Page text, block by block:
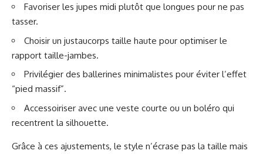
Favoriser les jupes midi plutôt que longues pour ne pas
tasser.
Choisir un justaucorps taille haute pour optimiser le
rapport taille-jambes.
Privilégier des ballerines minimalistes pour éviter l’effet
“pied massif”.
Accessoiriser avec une veste courte ou un boléro qui
recentrent la silhouette.
Grâce à ces ajustements, le style n’écrase pas la taille mais